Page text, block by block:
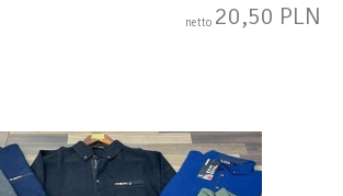
netto 20,50 PLN